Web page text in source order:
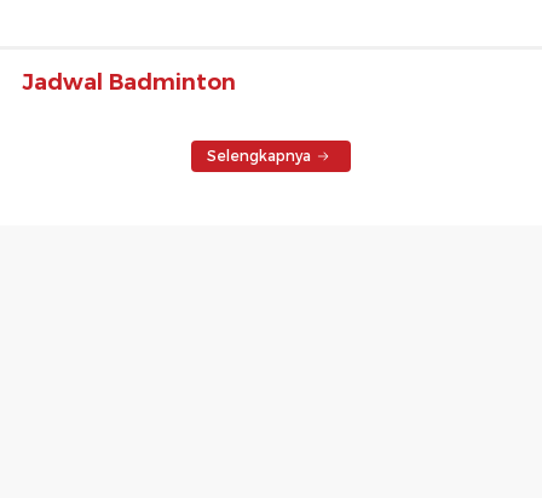
Jadwal Badminton
Selengkapnya